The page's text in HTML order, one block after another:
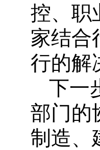
控、职
家结合
行的解
下一
部门的
制造、